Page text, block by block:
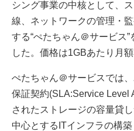
シング事業の中核として、
線、ネットワークの管理・
する“ぺたちゃん＠サービス
した。価格は1GBあたり月
ぺたちゃん＠サービスでは
保証契約(SLA:Service Level
されたストレージの容量貸
中心とするITインフラの構